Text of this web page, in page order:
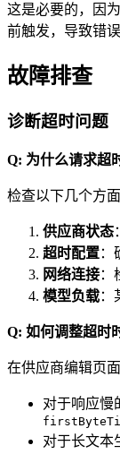
这是必要的，因
前触发，导致错
故障排查
诊断超时问题
Q: 为什么请求超
检查以下几个方面
供应商状态
超时配置：
网络连接：
模型负载：
Q: 如何调整超时
在供应商编辑页
对于响应慢
对于长文本